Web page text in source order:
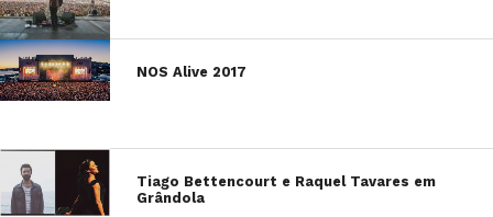
NOS Alive 2017
Tiago Bettencourt e Raquel Tavares em
Grândola